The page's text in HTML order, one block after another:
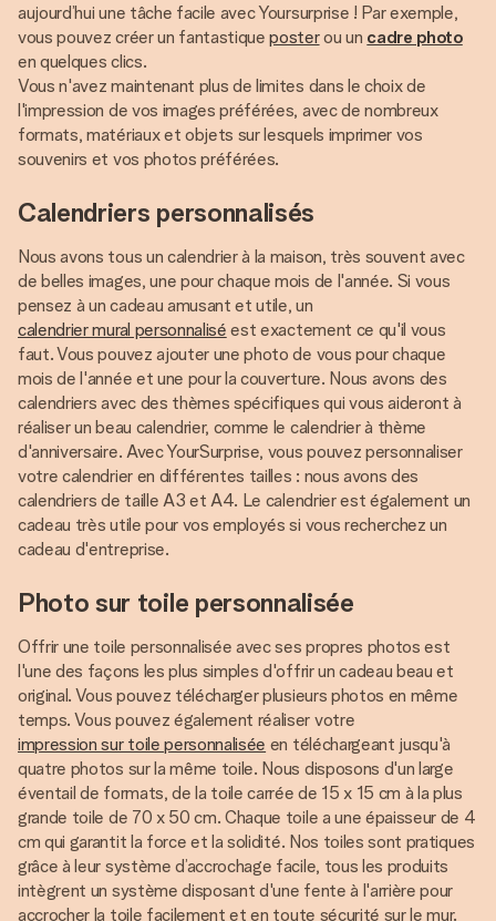
aujourd’hui une tâche facile avec Yoursurprise ! Par exemple,
vous pouvez créer un fantastiqueposterou un cadre photo
en quelques clics.
Vous n'avez maintenant plus de limites dans le choix de
l'impression de vos images préférées, avec de nombreux
formats, matériaux et objets sur lesquels imprimer vos
souvenirs et vos photos préférées.
Calendriers personnalisés
Nous avons tous un calendrier à la maison, très souvent avec
de belles images, une pour chaque mois de l'année. Si vous
pensez à un cadeau amusant et utile, un
calendrier mural personnalisé est exactement ce qu'il vous
faut. Vous pouvez ajouter une photo de vous pour chaque
mois de l'année et une pour la couverture. Nous avons des
calendriers avec des thèmes spécifiques qui vous aideront à
réaliser un beau calendrier, comme le calendrier à thème
d'anniversaire. Avec YourSurprise, vous pouvez personnaliser
votre calendrier en différentes tailles : nous avons des
calendriers de taille A3 et A4. Le calendrier est également un
cadeau très utile pour vos employés si vous recherchez un
cadeau d'entreprise.
Photo sur toile personnalisée
Offrir une toile personnalisée avec ses propres photos est
l'une des façons les plus simples d'offrir un cadeau beau et
original. Vous pouvez télécharger plusieurs photos en même
temps. Vous pouvez également réaliser votre
impression sur toile personnalisée en téléchargeant jusqu'à
quatre photos sur la même toile. Nous disposons d'un large
éventail de formats, de la toile carrée de 15 x 15 cm à la plus
grande toile de 70 x 50 cm. Chaque toile a une épaisseur de 4
cm qui garantit la force et la solidité. Nos toiles sont pratiques
grâce à leur système d’accrochage facile, tous les produits
intègrent un système disposant d'une fente à l'arrière pour
accrocher la toile facilement et en toute sécurité sur le mur.